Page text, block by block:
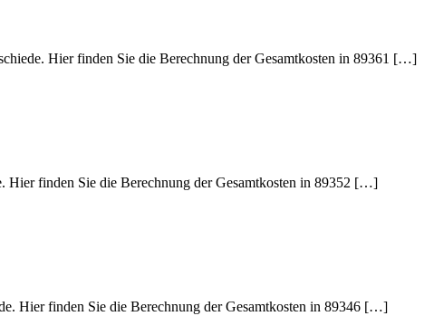
Hier finden Sie die Berechnung der Gesamtkosten in 89361 […]
Hier finden Sie die Berechnung der Gesamtkosten in 89352 […]
Hier finden Sie die Berechnung der Gesamtkosten in 89346 […]